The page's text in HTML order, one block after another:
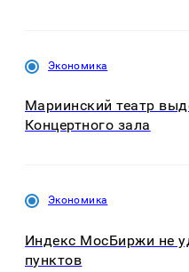
Экономика
Мариинский театр
Концертного зала
Экономика
Индекс МосБиржи не
пунктов